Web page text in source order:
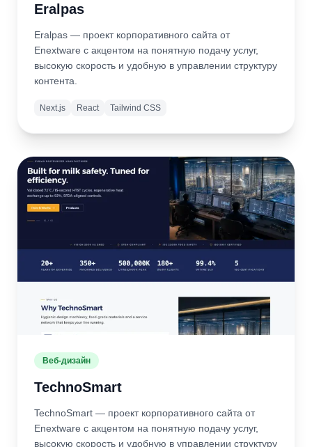
Eralpas
Eralpas — проект корпоративного сайта от
Enextware с акцентом на понятную подачу услуг,
высокую скорость и удобную в управлении структуру
контента.
Next.js React Tailwind CSS
сайт
Веб-дизайн
TechnoSmart
TechnoSmart — проект корпоративного сайта от
Enextware с акцентом на понятную подачу услуг,
высокую скорость и удобную в управлении структуру